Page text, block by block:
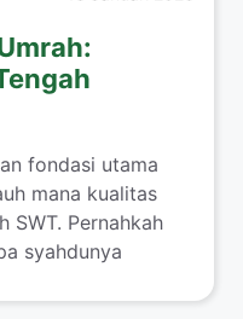
fondasi utama
mana kualitas
SWT. Pernahkah
syahdunya